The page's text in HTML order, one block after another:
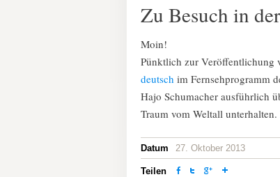
Zu Besuch in
Moin!
Pünktlich zur Veröffentlichung
deutsch im Fernsehprogramm
Hajo Schumacher ausführlich
Traum vom Weltall unterhalten.
Datum 27. Oktober 2013
Teilen